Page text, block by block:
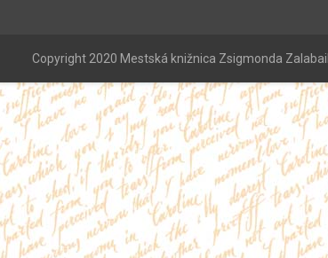
Copyright 2020 Mestská knižnica Zsigmonda